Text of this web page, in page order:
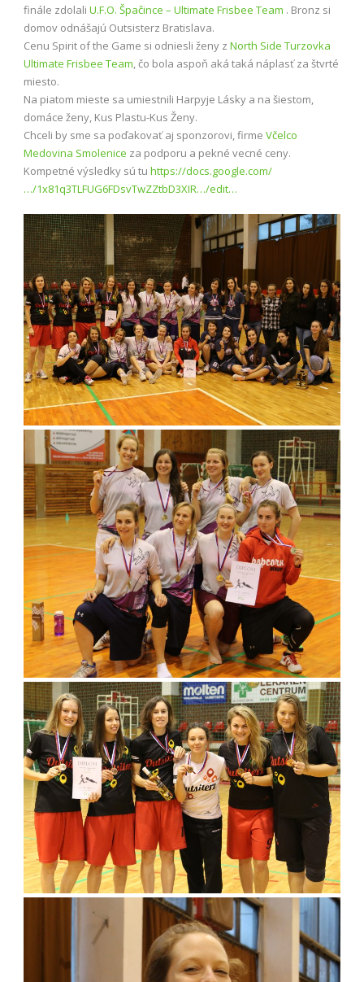
finále zdolali U.F.O. Špačince – Ultimate Frisbee Team ​ . Bronz si
domov odnášajú Outsisterz Bratislava.
Cenu Spirit of the Game si odniesli ženy z North Side Turzovka
Ultimate Frisbee Team​, čo bola aspoň aká taká náplasť za štvrté
miesto.
Na piatom mieste sa umiestnili Harpyje Lásky a na šiestom,
domáce ženy, Kus Plastu-Kus Ženy.
Chceli by sme sa poďakovať aj sponzorovi, firme Včelco
Medovina Smolenice ​ za podporu a pekné vecné ceny.
Kompetné výsledky sú tu https://docs.google.com/
…/1x81q3TLFUG6FDsvTwZZtbD3XIR…/edit…